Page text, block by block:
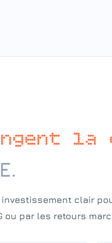
la
clair
ou par les retours